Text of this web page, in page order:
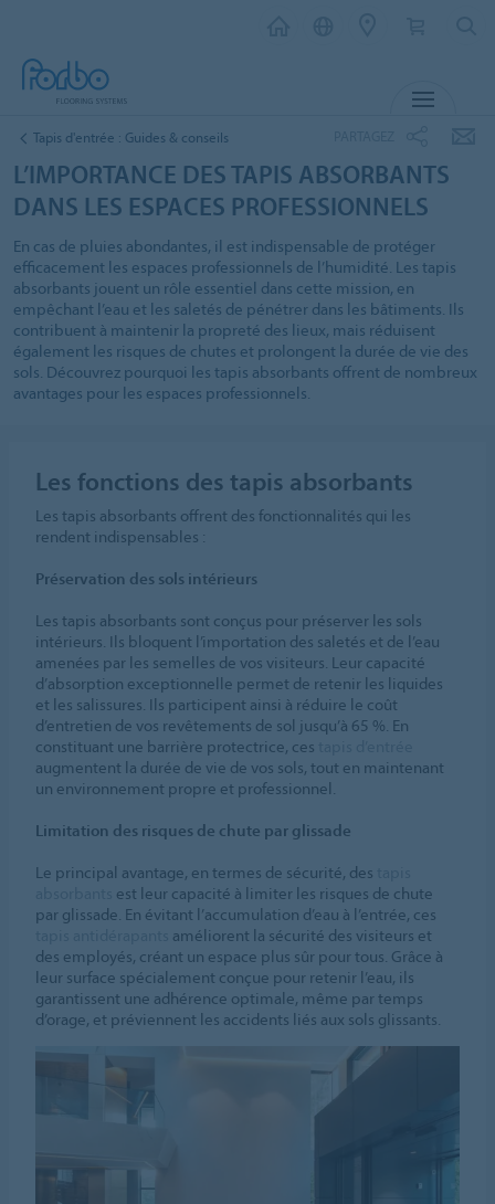
Tapis d'entrée : Guides & conseils
L’IMPORTANCE DES TAPIS ABSORBANTS
DANS LES ESPACES PROFESSIONNELS
En cas de pluies abondantes, il est indispensable de protéger
efficacement les espaces professionnels de l’humidité. Les tapis
absorbants jouent un rôle essentiel dans cette mission, en
empêchant l’eau et les saletés de pénétrer dans les bâtiments. Ils
contribuent à maintenir la propreté des lieux, mais réduisent
également les risques de chutes et prolongent la durée de vie des
sols. Découvrez pourquoi les tapis absorbants offrent de nombreux
avantages pour les espaces professionnels.
Les fonctions des tapis absorbants
Les tapis absorbants offrent des fonctionnalités qui les
rendent indispensables :
Préservation des sols intérieurs
Les tapis absorbants sont conçus pour préserver les sols
intérieurs. Ils bloquent l’importation des saletés et de l’eau
amenées par les semelles de vos visiteurs. Leur capacité
d’absorption exceptionnelle permet de retenir les liquides
et les salissures. Ils participent ainsi à réduire le coût
d’entretien de vos revêtements de sol jusqu’à 65 %. En
constituant une barrière protectrice, ces
augmentent la durée de vie de vos sols, tout en maintenant
un environnement propre et professionnel.
Limitation des risques de chute par glissade
Le principal avantage, en termes de sécurité, des
est leur capacité à limiter les risques de chute
par glissade. En évitant l’accumulation d’eau à l’entrée, ces
améliorent la sécurité des visiteurs et
des employés, créant un espace plus sûr pour tous. Grâce à
leur surface spécialement conçue pour retenir l’eau, ils
garantissent une adhérence optimale, même par temps
d’orage, et préviennent les accidents liés aux sols glissants.